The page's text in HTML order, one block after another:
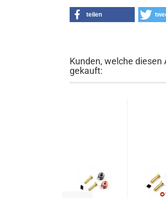
teilen
Kunden, welche
gekauft: